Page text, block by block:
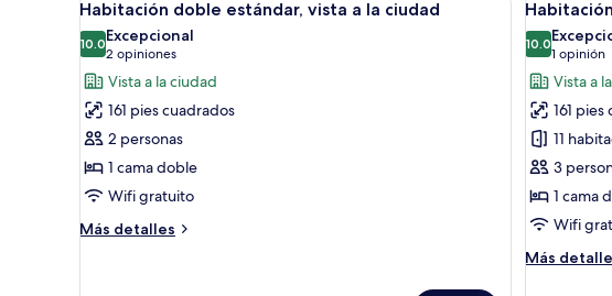
todas
las
fotos
de
Habitación
doble
estándar,
vista
a
7
Habitación doble estándar, vista a la ciudad
10.010.0 de 10
Excepcional
2 opiniones
(2
opiniones)
Vista a la ciudad
161 pies cuadrados
2 personas
1 cama doble
Wifi gratuito
Más detalles
Más
todas
las
fotos
de
triple
vista
a
la
7
10.010.0 de 10
1 opinión
(1
Vista a
161
11
3
1 cama
Wifi
Más
Más